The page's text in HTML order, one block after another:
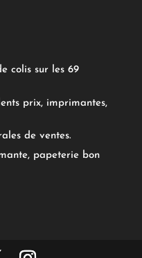
colis sur les 69
prix, imprimantes,
de ventes.
papeterie bon